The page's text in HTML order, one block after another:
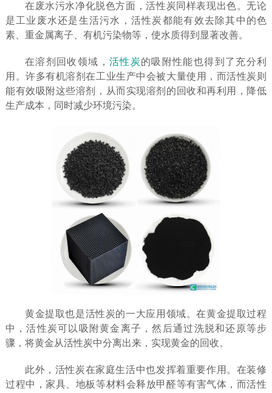
在废水污水净化脱色方面，活性炭同样表现出色。无论
是工业废水还是生活污水，活性炭都能有效去除其中的色
素、重金属离子、有机污染物等，使水质得到显著改善。
在溶剂回收领域， 活性炭的吸附性能也得到了充分利
用。许多有机溶剂在工业生产中会被大量使用，而活性炭则
能有效吸附这些溶剂，从而实现溶剂的回收和再利用，降低
生产成本，同时减少环境污染。
黄金提取也是活性炭的一大应用领域。在黄金提取过程
中，活性炭可以吸附黄金离子，然后通过洗脱和还原等步
骤，将黄金从活性炭中分离出来，实现黄金的回收。
此外，活性炭在家庭生活中也发挥着重要作用。在装修
过程中，家具、地板等材料会释放甲醛等有害气体，而活性